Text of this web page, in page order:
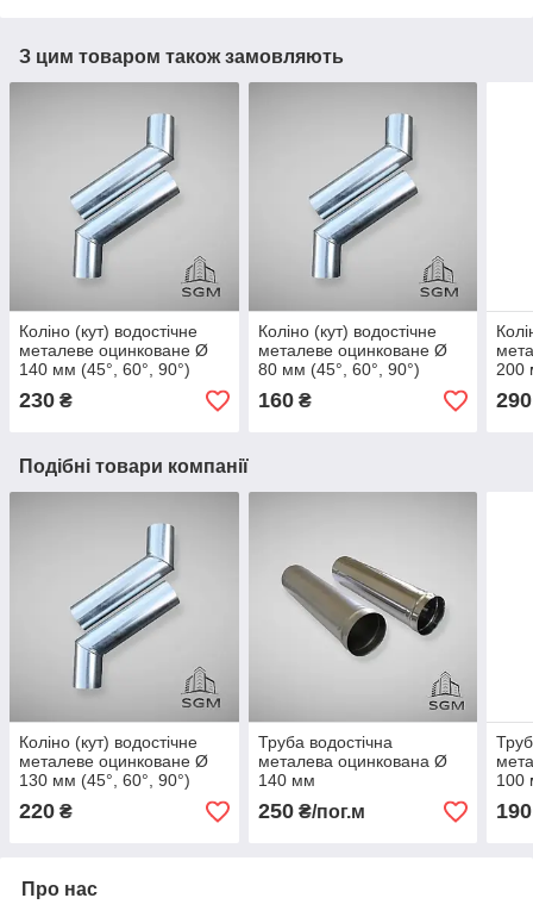
З цим товаром також замовляють
Коліно (кут) водостічне
металеве оцинковане Ø
140 мм (45°, 60°, 90°)
230 ₴
Коліно (кут) водостічне
металеве оцинковане Ø
80 мм (45°, 60°, 90°)
160₴
200
290
Подібні товари компанії
Коліно (кут) водостічне
металеве оцинковане Ø
130 мм (45°, 60°, 90°)
220 ₴
Труба водостічна
металева оцинкована Ø
140 мм
250₴/пог.м
100
190
Про нас